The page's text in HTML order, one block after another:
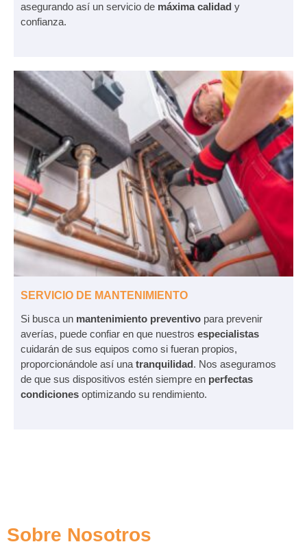
asegurando así un servicio de máxima calidad y
confianza.
SERVICIO DE MANTENIMIENTO
Si busca un mantenimiento preventivo para prevenir
averías, puede confiar en que nuestros especialistas
cuidarán de sus equipos como si fueran propios,
proporcionándole así una tranquilidad. Nos aseguramos
de que sus dispositivos estén siempre en perfectas
condiciones optimizando su rendimiento.
Sobre Nosotros